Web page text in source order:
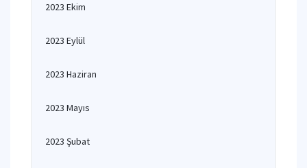
2023 Ekim
2023 Eylül
2023 Haziran
2023 Mayıs
2023 Şubat